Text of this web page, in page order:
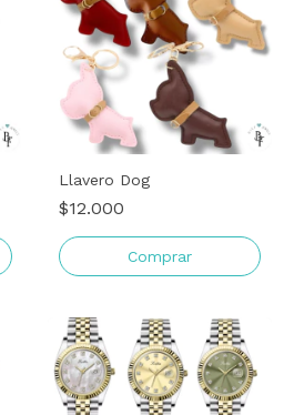
Llavero Dog
$12.000
Comprar